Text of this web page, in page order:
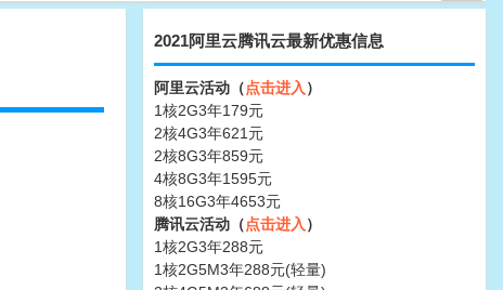
2021阿里云腾讯云最新优惠信息
阿里云活动（点击进入 ）
1核2G3年179元
2核4G3年621元
2核8G3年859元
4核8G3年1595元
8核16G3年4653元
腾讯云活动（点击进入 ）
1核2G3年288元
1核2G5M3年288元(轻量)